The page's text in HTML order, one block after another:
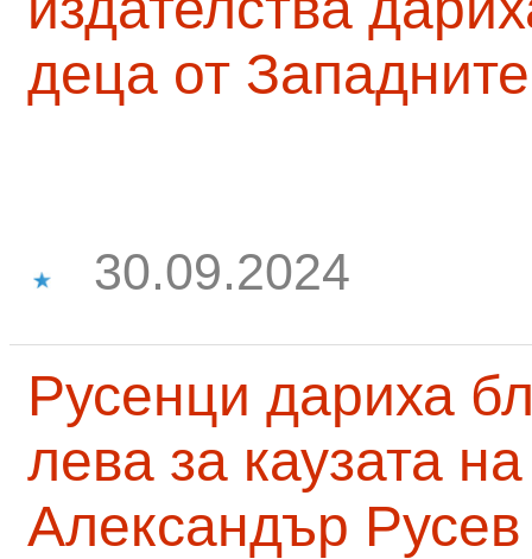
деца от
30.09.2024
Русенци дариха
лева за каузата
Александър Русев